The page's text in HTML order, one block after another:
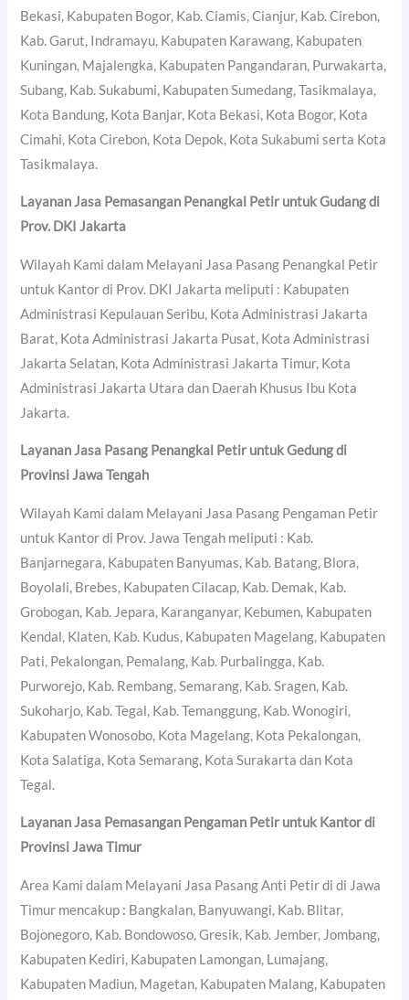
Bekasi, Kabupaten Bogor, Kab. Ciamis, Cianjur, Kab. Cirebon,
Kab. Garut, Indramayu, Kabupaten Karawang, Kabupaten
Kuningan, Majalengka, Kabupaten Pangandaran, Purwakarta,
Subang, Kab. Sukabumi, Kabupaten Sumedang, Tasikmalaya,
Kota Bandung, Kota Banjar, Kota Bekasi, Kota Bogor, Kota
Cimahi, Kota Cirebon, Kota Depok, Kota Sukabumi serta Kota
Tasikmalaya.
Layanan Jasa Pemasangan Penangkal Petir untuk Gudang di
Prov. DKI Jakarta
Wilayah Kami dalam Melayani Jasa Pasang Penangkal Petir
untuk Kantor di Prov. DKI Jakarta meliputi : Kabupaten
Administrasi Kepulauan Seribu, Kota Administrasi Jakarta
Barat, Kota Administrasi Jakarta Pusat, Kota Administrasi
Jakarta Selatan, Kota Administrasi Jakarta Timur, Kota
Administrasi Jakarta Utara dan Daerah Khusus Ibu Kota
Jakarta.
Layanan Jasa Pasang Penangkal Petir untuk Gedung di
Provinsi Jawa Tengah
Wilayah Kami dalam Melayani Jasa Pasang Pengaman Petir
untuk Kantor di Prov. Jawa Tengah meliputi : Kab.
Banjarnegara, Kabupaten Banyumas, Kab. Batang, Blora,
Boyolali, Brebes, Kabupaten Cilacap, Kab. Demak, Kab.
Grobogan, Kab. Jepara, Karanganyar, Kebumen, Kabupaten
Kendal, Klaten, Kab. Kudus, Kabupaten Magelang, Kabupaten
Pati, Pekalongan, Pemalang, Kab. Purbalingga, Kab.
Purworejo, Kab. Rembang, Semarang, Kab. Sragen, Kab.
Sukoharjo, Kab. Tegal, Kab. Temanggung, Kab. Wonogiri,
Kabupaten Wonosobo, Kota Magelang, Kota Pekalongan,
Kota Salatiga, Kota Semarang, Kota Surakarta dan Kota
Tegal.
Layanan Jasa Pemasangan Pengaman Petir untuk Kantor di
Provinsi Jawa Timur
Area Kami dalam Melayani Jasa Pasang Anti Petir di di Jawa
Timur mencakup : Bangkalan, Banyuwangi, Kab. Blitar,
Bojonegoro, Kab. Bondowoso, Gresik, Kab. Jember, Jombang,
Kabupaten Kediri, Kabupaten Lamongan, Lumajang,
Kabupaten Madiun, Magetan, Kabupaten Malang, Kabupaten